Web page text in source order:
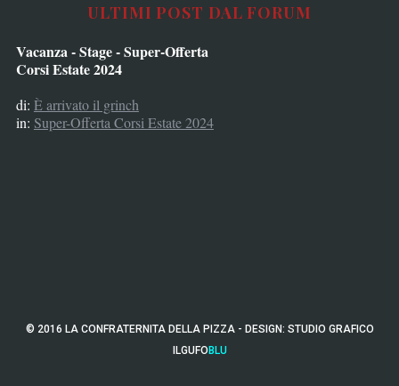
ULTIMI POST DAL FORUM
Vacanza - Stage - Super-Offerta
Corsi Estate 2024
di: È arrivato il grinch
in: Super-Offerta Corsi Estate 2024
© 2016 LA CONFRATERNITA DELLA PIZZA - DESIGN: STUDIO GRAFICO
ILGUFOBLU